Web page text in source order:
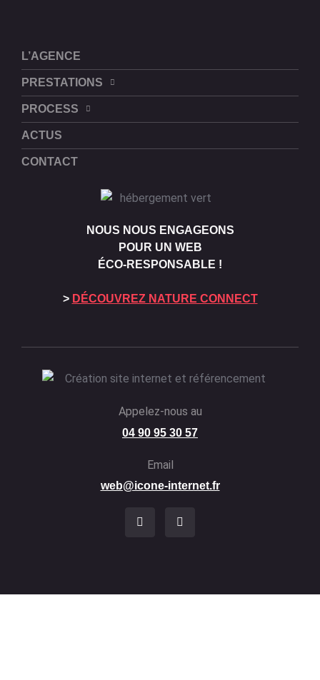
L’AGENCE
PRESTATIONS
PROCESS
ACTUS
CONTACT
NOUS NOUS ENGAGEONS
POUR UN WEB
ÉCO-RESPONSABLE !
> DÉCOUVREZ NATURE CONNECT
Appelez-nous au
04 90 95 30 57
Email
web@icone-internet.fr